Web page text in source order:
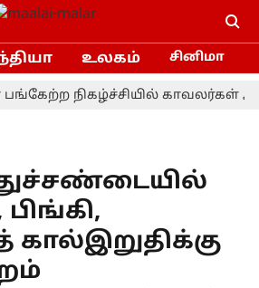
உலகம் சினிமா
நிகழ்ச்சியில் காவலர்கள்
கால்இறுதிக்கு